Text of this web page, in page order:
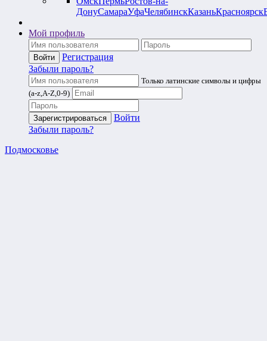
ДонуСамараУфаЧелябинскКазаньКрасноярск
Мой профиль
Регистрация
Забыли пароль?
Только латинские символы и цифры
(a-z,A-Z,0-9)
Войти
Забыли пароль?
Подмосковье